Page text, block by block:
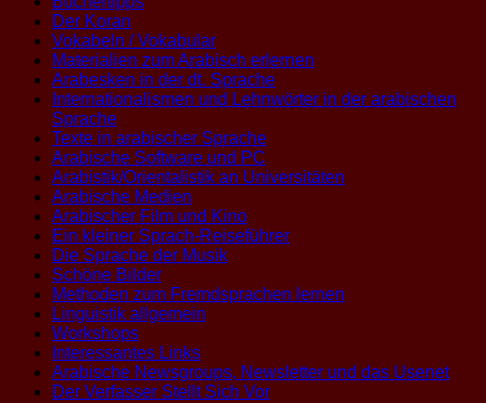
Der Koran
Vokabeln / Vokabular
Materialien zum Arabisch erlernen
Arabesken in der dt. Sprache
Internationalismen und Lehnwörter in der arabischen
Sprache
Texte in arabischer Sprache
Arabische Software und PC
Arabistik/Orientalistik an Universitäten
Arabische Medien
Arabischer Film und Kino
Ein kleiner Sprach-Reiseführer
Die Sprache der Musik
Schöne Bilder
Methoden zum Fremdsprachen lernen
Linguistik allgemein
Workshops
Interessantes Links
Arabische Newsgroups, Newsletter und das Usenet
Der Verfasser Stellt Sich Vor